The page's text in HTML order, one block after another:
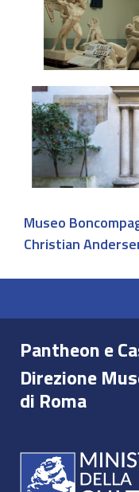
Museo
Christian
Pantheon e
Direzione
di Roma